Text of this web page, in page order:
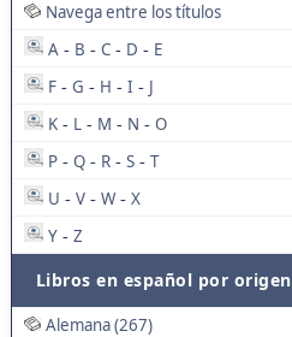
Navega entre los títulos
A - B - C - D - E
F - G - H - I - J
K - L - M - N - O
P - Q - R - S - T
U - V - W - X
Y - Z
Libros en español por origen
Alemana (267)